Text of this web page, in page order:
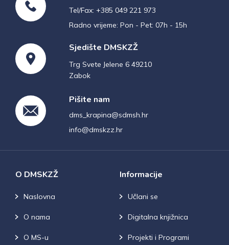
Tel/Fax: +385 049 221 973
Radno vrijeme: Pon - Pet: 07h - 15h
Sjedište DMSKZŽ
Trg Svete Jelene 6 49210
Zabok
Pišite nam
dms_krapina@sdmsh.hr
info@dmskzz.hr
O DMSKZŽ
Naslovna
O nama
O MS-u
Informacije
Učlani se
Digitalna knjižnica
Projekti i Programi